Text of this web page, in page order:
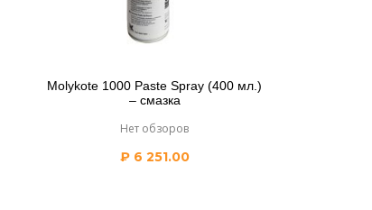
Molykote 1000 Paste Spray (400 мл.)
– смазка
Нет обзоров
₽6 251.00